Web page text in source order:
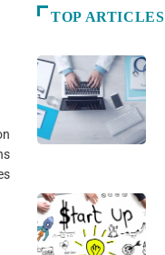
TOP ARTICLES